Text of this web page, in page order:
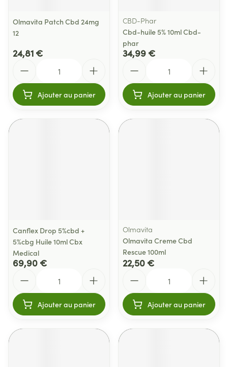
Olmavita Patch Cbd 24mg
12
24,81 €
Ajouter au panier
CBD-Phar
Cbd-huile 5% 10ml Cbd-
phar
34,99 €
Ajouter au panier
Canflex Drop 5%cbd +
5%cbg Huile 10ml Cbx
Medical
69,90 €
Ajouter au panier
Olmavita
Olmavita Creme Cbd
Rescue 100ml
22,50 €
Ajouter au panier